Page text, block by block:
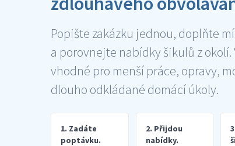
Popište zakázku jednou, doplňte
a porovnejte nabídky šikulů z okolí.
vhodné pro menší práce, opravy,
dlouho odkládané domácí úkoly.
1. Zadáte
poptávku.
2. Přijdou
nabídky.